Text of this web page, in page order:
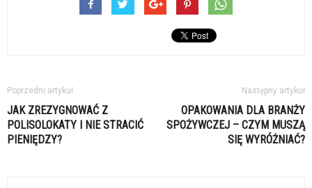
Poprzedni artykuł
JAK ZREZYGNOWAĆ Z
POLISOLOKATY I NIE STRACIĆ
PIENIĘDZY?
Następny artykuł
OPAKOWANIA DLA BRANŻY
SPOŻYWCZEJ – CZYM MUSZĄ
SIĘ WYRÓŻNIAĆ?